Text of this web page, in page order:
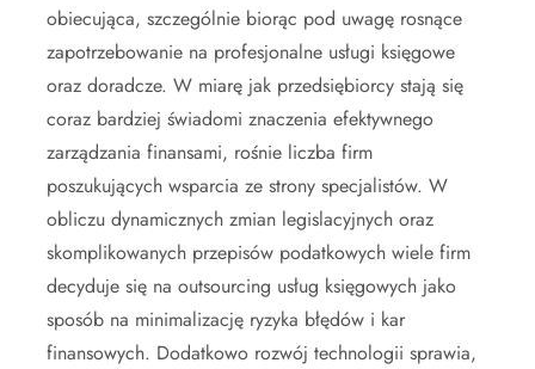
obiecująca, szczególnie biorąc pod uwagę rosnące
zapotrzebowanie na profesjonalne usługi księgowe
oraz doradcze. W miarę jak przedsiębiorcy stają się
coraz bardziej świadomi znaczenia efektywnego
zarządzania finansami, rośnie liczba firm
poszukujących wsparcia ze strony specjalistów. W
obliczu dynamicznych zmian legislacyjnych oraz
skomplikowanych przepisów podatkowych wiele firm
decyduje się na outsourcing usług księgowych jako
sposób na minimalizację ryzyka błędów i kar
finansowych. Dodatkowo rozwój technologii sprawia,